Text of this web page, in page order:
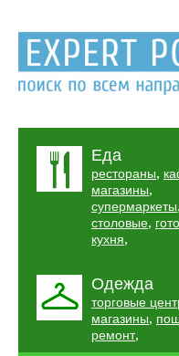
Еда
рестораны,
магазины,
супермаркеты,
столовые,
кухня,
Одежда
торговые
магазины,
ремонт,